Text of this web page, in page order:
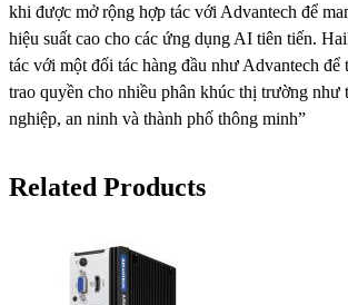
khi được mở rộng hợp tác với Advantech để
hiệu suất cao cho các ứng dụng AI tiên tiến.
tác với một đối tác hàng đầu như Advantech để
trao quyền cho nhiều phân khúc thị trường như
nghiệp, an ninh và thành phố thông minh”
Related Products